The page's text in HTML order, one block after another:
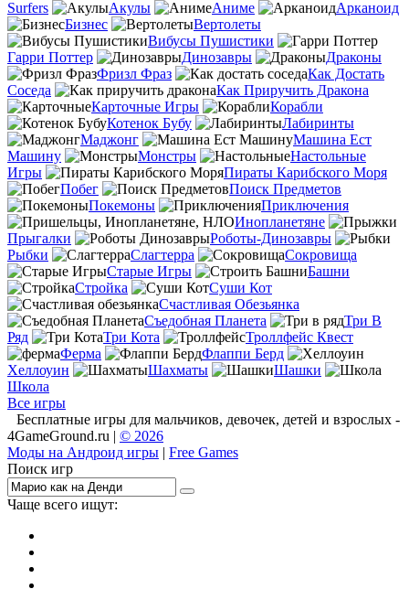
Surfers
Акулы Аниме
Арканоид
Бизнес
Вертолеты
Вибусы Пушистики
Гарри Поттер
Динозавры
Драконы
Фризл Фраз
Как Достать
Соседа
Как Приручить Дракона
Карточные Игры
Корабли
Котенок Бубу
Лабиринты
Маджонг
Машина Ест
Машину
Монстры
Настольные
Игры
Пираты Карибского Моря
Побег
Поиск Предметов
Покемоны
Приключения
Инопланетяне
Прыгалки
Роботы-Динозавры
Рыбки
Слагтерра
Сокровища
Старые Игры
Башни
Стройка
Суши Кот
Счастливая Обезьянка
Съедобная Планета
Три В
Ряд
Три Кота
Троллфейс Квест
Ферма
Флаппи Берд
Хеллоуин
Шахматы
Шашки
Школа
Все игры
Бесплатные игры для мальчиков, девочек, детей и взрослых -
4GameGround.ru | © 2026
Моды на Андроид игры | Free Games
Поиск игр
Чаще всего ищут: